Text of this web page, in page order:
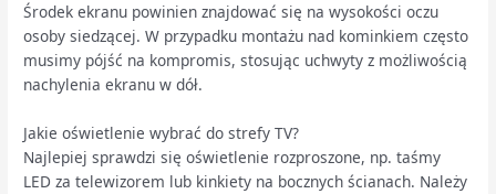
Środek ekranu powinien znajdować się na wysokości oczu
osoby siedzącej. W przypadku montażu nad kominkiem często
musimy pójść na kompromis, stosując uchwyty z możliwością
nachylenia ekranu w dół.
Jakie oświetlenie wybrać do strefy TV?
Najlepiej sprawdzi się oświetlenie rozproszone, np. taśmy
LED za telewizorem lub kinkiety na bocznych ścianach. Należy